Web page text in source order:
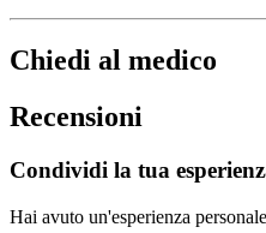
Chiedi al medico
Recensioni
Condividi la tua
Hai avuto un'esperienza